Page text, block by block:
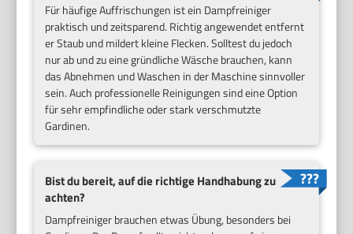
Für häufige Auffrischungen ist ein Dampfreiniger
praktisch und zeitsparend. Richtig angewendet entfernt
er Staub und mildert kleine Flecken. Solltest du jedoch
nur ab und zu eine gründliche Wäsche brauchen, kann
das Abnehmen und Waschen in der Maschine sinnvoller
sein. Auch professionelle Reinigungen sind eine Option
für sehr empfindliche oder stark verschmutzte
Gardinen.
Bist du bereit, auf die richtige Handhabung zu
achten?
Dampfreiniger brauchen etwas Übung, besonders bei